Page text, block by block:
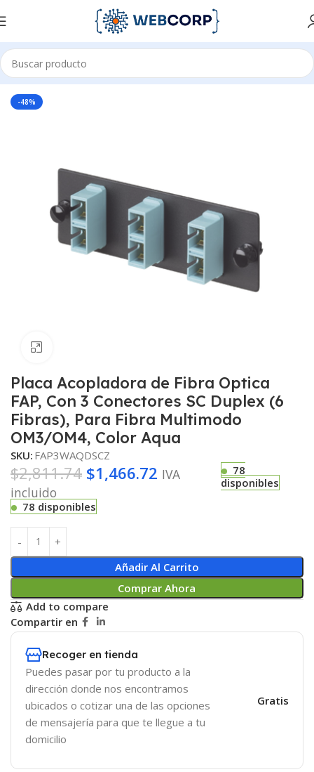
Inicio REDES FIBRA OPTICA DISTRIBUIDORES DE FIBRA
-48%
Placa Acopladora de Fibra Optica
FAP, Con 3 Conectores SC Duplex (6
Fibras), Para Fibra Multimodo
OM3/OM4, Color Aqua
SKU: FAP3WAQDSCZ
$2,811.74 $1,466.72 IVA
incluido
78
disponibles
78 disponibles
Añadir Al Carrito
Comprar Ahora
Add to compare
Compartir en
Recoger en tienda
Puedes pasar por tu producto a la
dirección donde nos encontramos
ubicados o cotizar una de las opciones
de mensajería para que te llegue a tu
domicilio
Gratis